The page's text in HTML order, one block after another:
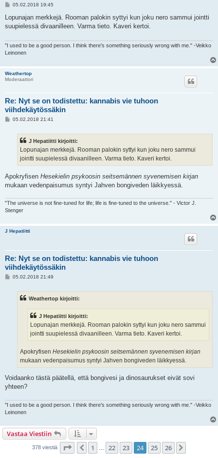
V
e
s
t
05.02.2018 19:45
Lopunajan merkkejä. Rooman palokin syttyi kun joku nero sammui jointti
suupielessä divaanilleen. Varma tieto. Kaveri kertoi.
"I used to be a good person. I think there's something seriously wrong with me." -Veikko
Leinonen
Weathertop
Moderaattori
Re: Nyt se on todistettu: kannabis vie tuhoon
viihdekäytössäkin
V05.02.2018 21:41
J Hepatiitti kirjoitti:
Lopunajan merkkejä. Rooman palokin syttyi kun joku nero sammui
jointti suupielessä divaanilleen. Varma tieto. Kaveri kertoi.
Apokryfisen Hesekielin psykoosin seitsemännen syvenemisen kirjan
mukaan vedenpaisumus syntyi Jahven bongiveden läikkyessä.
"The universe is not fine-tuned for life; life is fine-tuned to the universe." - Victor J.
Stenger
J Hepatiitti
Re: Nyt se on todistettu: kannabis vie tuhoon
viihdekäytössäkin
V05.02.2018 21:49
Weathertop kirjoitti:
J Hepatiitti kirjoitti:
Lopunajan merkkejä. Rooman palokin syttyi kun joku nero sammui
jointti suupielessä divaanilleen. Varma tieto. Kaveri kertoi.
Apokryfisen Hesekielin psykoosin seitsemännen syvenemisen kirjan
mukaan vedenpaisumus syntyi Jahven bongiveden läikkyessä.
Voidaanko tästä päätellä, että bongivesi ja dinosaurukset eivät sovi
yhteen?
"I used to be a good person. I think there's something seriously wrong with me." -Veikko
Leinonen
Vastaa Viestiin
378 viestiä Sivu 24/ 26
Edellinen
1 22 23 24 25 26